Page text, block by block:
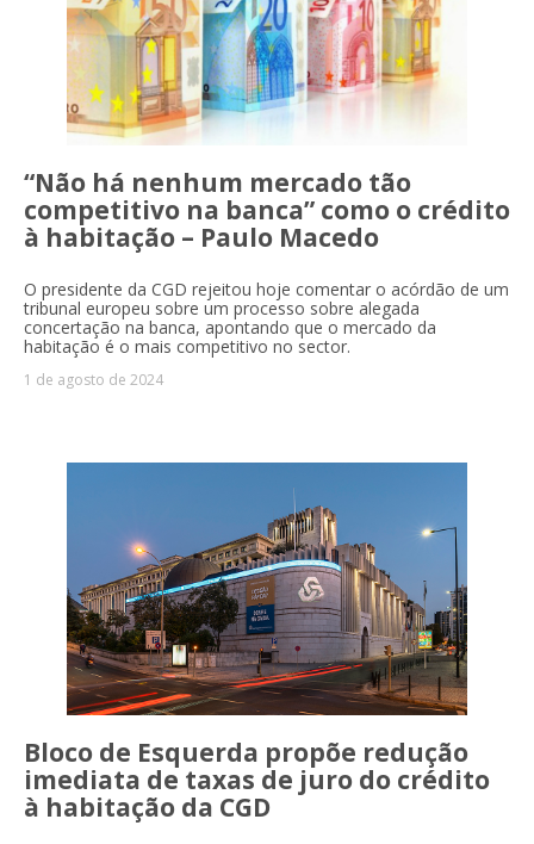
“Não há nenhum mercado tão
competitivo na banca” como o crédito
à habitação – Paulo Macedo
O presidente da CGD rejeitou hoje comentar o acórdão de um
tribunal europeu sobre um processo sobre alegada
concertação na banca, apontando que o mercado da
habitação é o mais competitivo no sector.
1 de agosto de 2024
Bloco de Esquerda propõe redução
imediata de taxas de juro do crédito
à habitação da CGD